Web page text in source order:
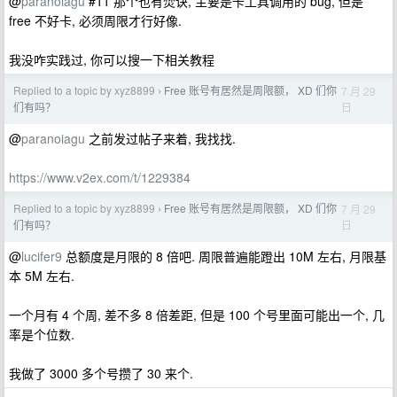
free 不好卡, 必须周限才行好像.
我没咋实践过, 你可以搜一下相关教程
Replied to a topic by xyz8899 › Free 账号有居然是周限额， XD 们你
们有吗？
7 月 29
日
@paranoiagu 之前发过帖子来着, 我找找.
https://www.v2ex.com/t/1229384
Replied to a topic by xyz8899 › Free 账号有居然是周限额， XD 们你
们有吗？
7 月 29
日
@lucifer9 总额度是月限的 8 倍吧. 周限普遍能蹬出 10M 左右, 月限基
本 5M 左右.
一个月有 4 个周, 差不多 8 倍差距, 但是 100 个号里面可能出一个, 几
率是个位数.
我做了 3000 多个号攒了 30 来个.